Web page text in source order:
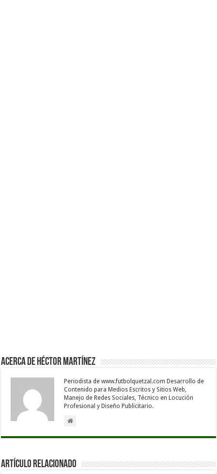
Acerca de Héctor Martínez
Periodista de www.futbolquetzal.com Desarrollo de
Contenido para Medios Escritos y Sitios Web,
Manejo de Redes Sociales, Técnico en Locución
Profesional y Diseño Publicitario.
Artículo Relacionado